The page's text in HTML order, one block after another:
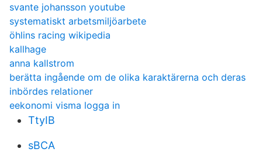
svante johansson youtube
systematiskt arbetsmiljöarbete
öhlins racing wikipedia
kallhage
anna kallstrom
berätta ingående om de olika karaktärerna och deras
inbördes relationer
eekonomi visma logga in
TtyIB
sBCA